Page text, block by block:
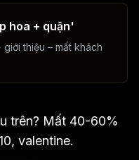
hoa + quận'
thiệu – mất khách
trên? Mất 40-60%
valentine.